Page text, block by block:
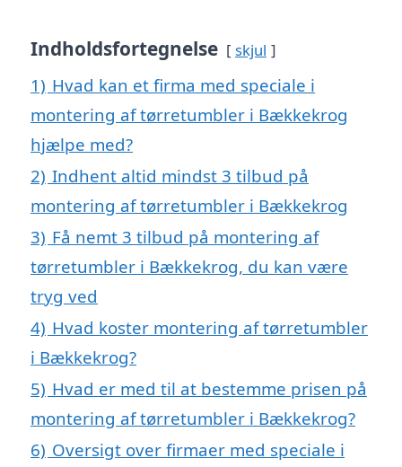
Indholdsfortegnelse skjul
1) Hvad kan et firma med speciale i
montering af tørretumbler i Bækkekrog
hjælpe med?
2) Indhent altid mindst 3 tilbud på
montering af tørretumbler i Bækkekrog
3) Få nemt 3 tilbud på montering af
tørretumbler i Bækkekrog, du kan være
tryg ved
4) Hvad koster montering af tørretumbler
i Bækkekrog?
5) Hvad er med til at bestemme prisen på
montering af tørretumbler i Bækkekrog?
6) Oversigt over firmaer med speciale i